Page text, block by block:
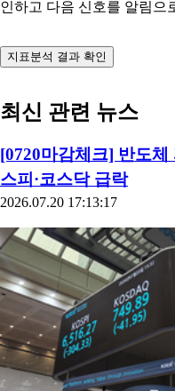
인하고 다음 신호를 알림으
지표분석 결과 확인
최신 관련 뉴스
[0720마감체크] 반도체
스피·코스닥 급락
2026.07.20 17:13:17